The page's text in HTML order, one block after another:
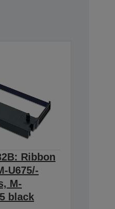
Ribbon
U675/-
M-
black